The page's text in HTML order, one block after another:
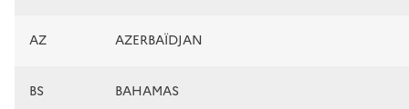
AZ AZERBAÏDJAN
BS BAHAMAS